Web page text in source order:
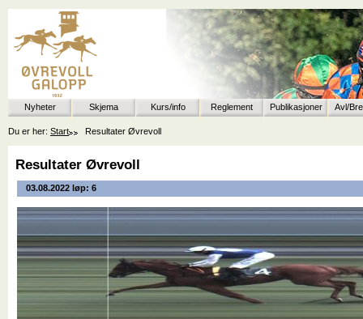
Nyheter Skjema Kurs/info Reglement Publikasjoner Avl/
Du er her: Start Resultater Øvrevoll
Resultater Øvrevoll
03.08.2022 løp: 6